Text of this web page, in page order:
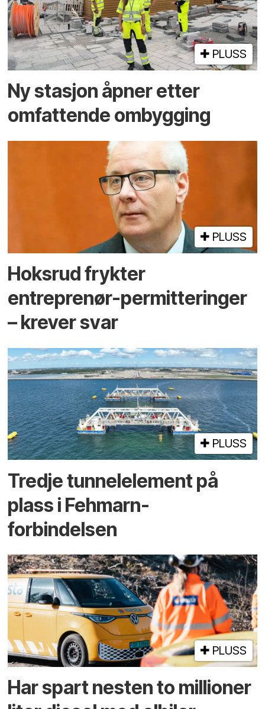
PLUSS
Ny stasjon åpner etter
omfattende ombygging
PLUSS
Hoksrud frykter
entreprenør-permitteringer
– krever svar
PLUSS
Tredje tunnel­element på
plass i Fehmarn-
forbindelsen
PLUSS
Har spart nesten to millioner